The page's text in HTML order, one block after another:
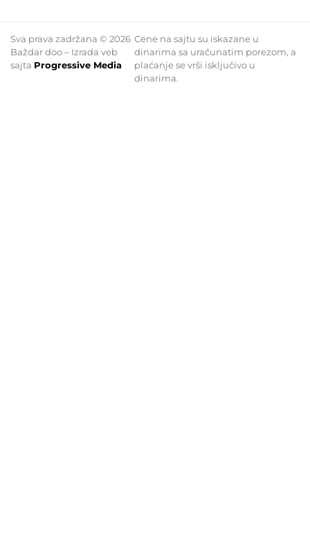
Sva prava zadržana © 2026
Baždar doo – Izrada veb
sajta Progressive Media
Cene na sajtu su iskazane u
dinarima sa uračunatim porezom, a
plaćanje se vrši isključivo u
dinarima.